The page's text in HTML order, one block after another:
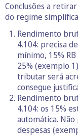
Conclusões a
do regime
Rendimento
4.104: precisa
mínimo, 15%
25% (exemplo
tributar será
consegue
Rendimento
4.104: os 15%
automática.
despesas